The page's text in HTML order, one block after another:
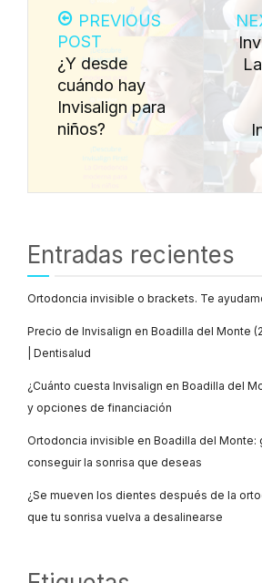
PREVIOUS
POST
¿Y desde
cuándo hay
Invisalign para
niños?
Entradas recientes
Ortodoncia invisible o brackets. Te
Precio de Invisalign en Boadilla del Monte
| Dentisalud
¿Cuánto cuesta Invisalign en Boadilla del
y opciones de financiación
Ortodoncia invisible en Boadilla del Monte:
conseguir la sonrisa que deseas
¿Se mueven los dientes después de la
que tu sonrisa vuelva a desalinearse